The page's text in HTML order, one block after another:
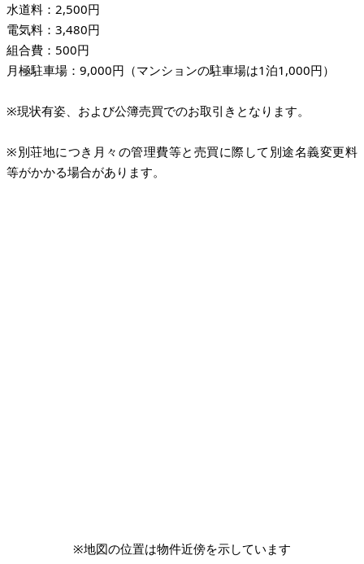
水道料：2,500円
電気料：3,480円
組合費：500円
月極駐車場：9,000円（マンションの駐車場は1泊1,000円）
※現状有姿、および公簿売買でのお取引きとなります。
※別荘地につき月々の管理費等と売買に際して別途名義変更料
等がかかる場合があります。
※地図の位置は物件近傍を示しています